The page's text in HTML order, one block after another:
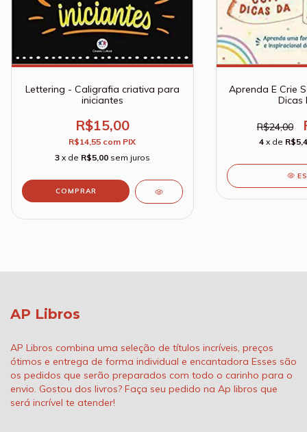
Lettering - Caligrafia criativa para
iniciantes
R$15,00
R$14,55 com PIX
3 x de R$5,00 sem juros
Aprenda E Crie
Dicas
R$24,00
4 x de
AP Libros
AP Libros combina uma seleção de títulos incríveis, preços
ótimos e entrega de forma individual e encantadora Esses são
os pedidos que serão preparados com todo o carinho para o
envio. Gostou dos livros? Faça seu pedido na Ap libros que
será incrível te atender!